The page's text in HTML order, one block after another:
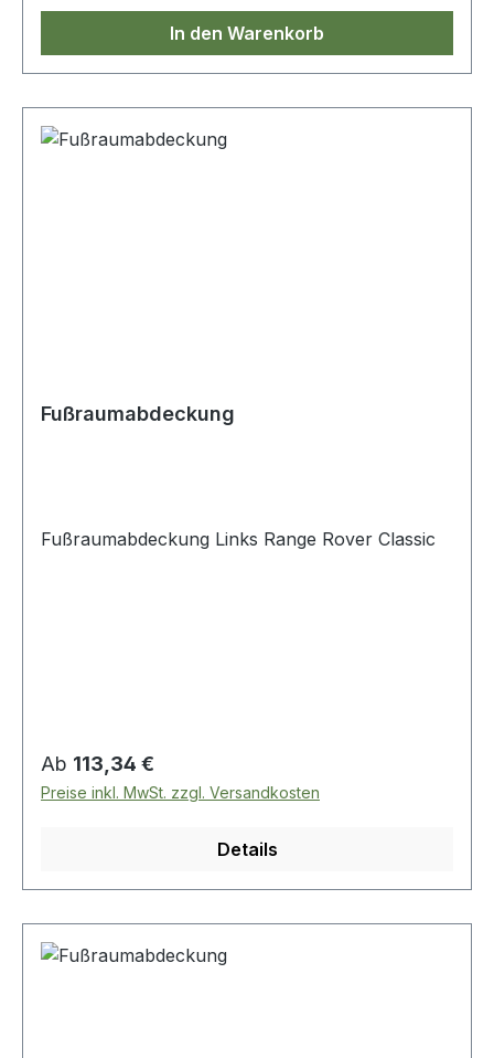
In den Warenkorb
Fußraumabdeckung
Fußraumabdeckung Links Range Rover Classic
Regulärer Preis:
Ab 113,34 €
Preise inkl. MwSt. zzgl. Versandkosten
Details